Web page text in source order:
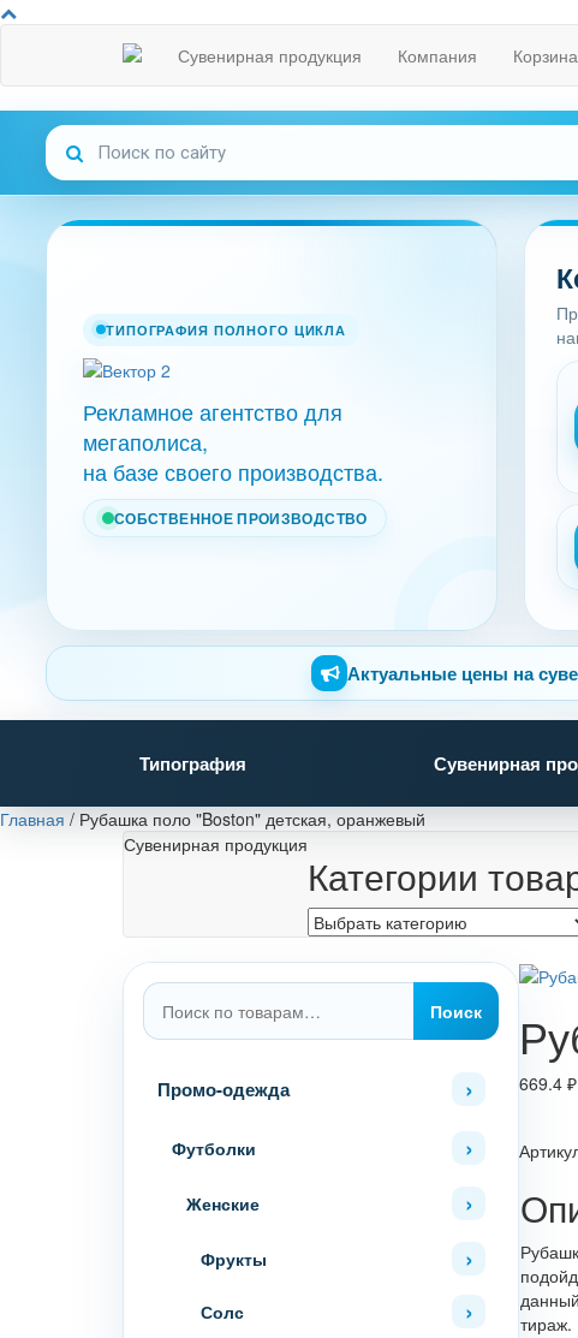
Сувенирная продукция Компания Корзина
ТИПОГРАФИЯ ПОЛНОГО ЦИКЛА
Рекламное агентство для
мегаполиса,
на базе своего производства.
СОБСТВЕННОЕ ПРОИЗВОДСТВО
Актуальные цены на
Типография Сувенирная
Главная / Рубашка поло "Boston" детская, оранжевый
Сувенирная продукция
Категории
Искать:
Поиск
Промо-одежда
Футболки
Женские
Фрукты
Солс
669.4 ₽
тираж.